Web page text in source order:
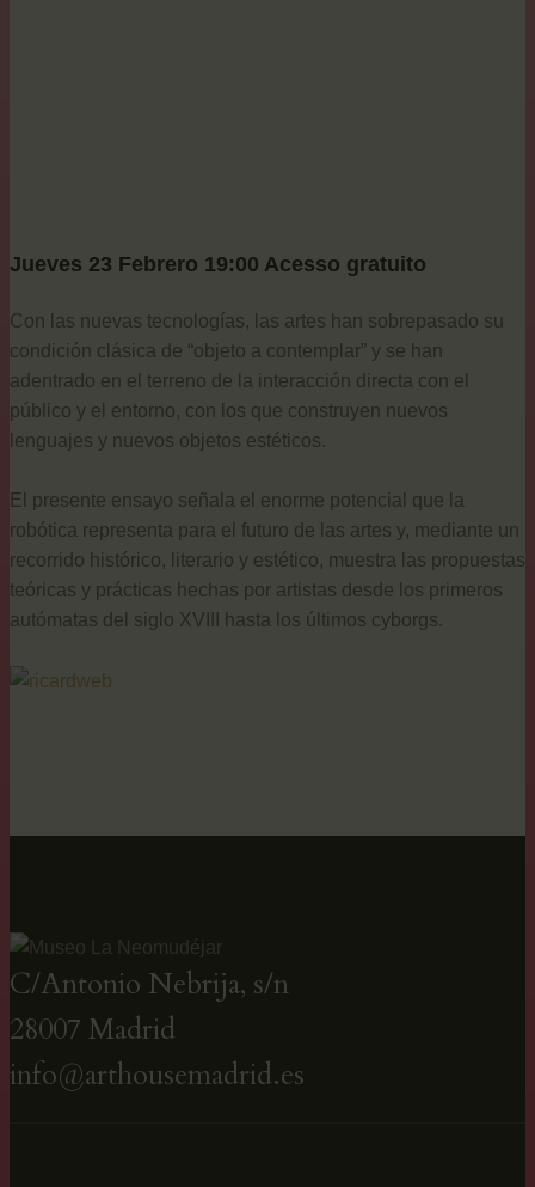
Jueves 23 Febrero 19:00 Acesso gratuito
Con las nuevas tecnologías, las artes han sobrepasado su
condición clásica de “objeto a contemplar” y se han
adentrado en el terreno de la interacción directa con el
público y el entorno, con los que construyen nuevos
lenguajes y nuevos objetos estéticos.
El presente ensayo señala el enorme potencial que la
robótica representa para el futuro de las artes y, mediante un
recorrido histórico, literario y estético, muestra las propuestas
teóricas y prácticas hechas por artistas desde los primeros
autómatas del siglo XVIII hasta los últimos cyborgs.
C/Antonio Nebrija, s/n
28007 Madrid
info@arthousemadrid.es